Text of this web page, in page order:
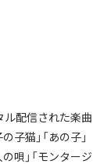
ル配信された楽曲
子猫」「あの子」
の唄」「モンタージ